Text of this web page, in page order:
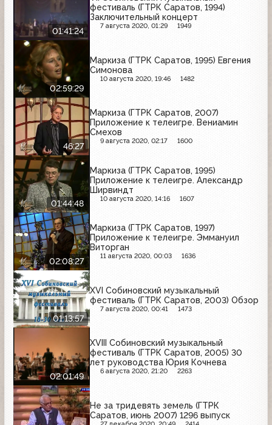
01:41:24
фестиваль (ГТРК Саратов, 1994)
Заключительный концерт
7 августа 2020, 01:29 1949
02:59:29
Маркиза (ГТРК Саратов, 1995) Евгения
Симонова
10 августа 2020, 19:46 1482
46:27
Маркиза (ГТРК Саратов, 2007)
Приложение к телеигре. Вениамин
Смехов
9 августа 2020, 02:17 1600
01:44:48
Маркиза (ГТРК Саратов, 1995)
Приложение к телеигре. Александр
Ширвиндт
10 августа 2020, 14:16 1607
02:08:27
Маркиза (ГТРК Саратов, 1997)
Приложение к телеигре. Эммануил
Виторган
11 августа 2020, 00:03 1636
01:13:57
XVI Собиновский музыкальный
фестиваль (ГТРК Саратов, 2003) Обзор
7 августа 2020, 00:41 1473
02:01:49
XVIII Собиновский музыкальный
фестиваль (ГТРК Саратов, 2005) 30
лет руководства Юрия Кочнева
6 августа 2020, 21:20 2263
Не за тридевять земель (ГТРК
Саратов, июнь 2007) 1296 выпуск